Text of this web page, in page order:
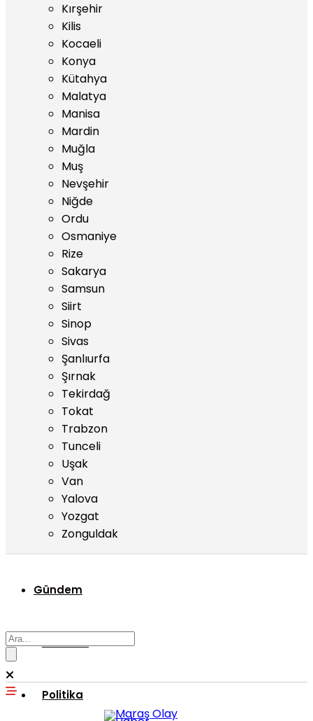
Kırşehir
Kilis
Kocaeli
Konya
Kütahya
Malatya
Manisa
Mardin
Muğla
Muş
Nevşehir
Niğde
Ordu
Osmaniye
Rize
Sakarya
Samsun
Siirt
Sinop
Sivas
Şanlıurfa
Şırnak
Tekirdağ
Tokat
Trabzon
Tunceli
Uşak
Van
Yalova
Yozgat
Zonguldak
Gündem
Ekonomi
Politika